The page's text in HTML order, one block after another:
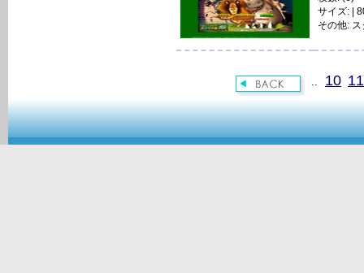
サイズ: |
その他:
.. 10 11